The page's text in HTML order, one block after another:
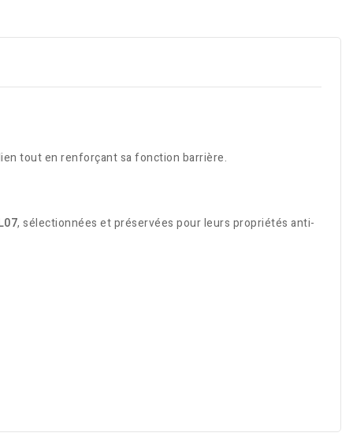
tout en renforçant sa fonction barrière.
, sélectionnées et préservées pour leurs propriétés anti-